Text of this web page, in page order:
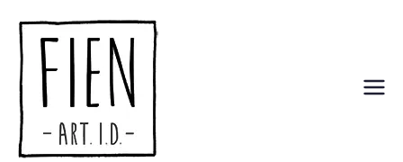
naar
inhoud